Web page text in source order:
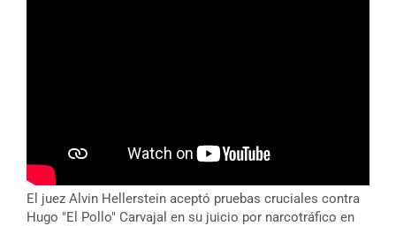
El juez Alvin Hellerstein aceptó pruebas cruciales contra
Hugo "El Pollo" Carvajal en su juicio por narcotráfico en